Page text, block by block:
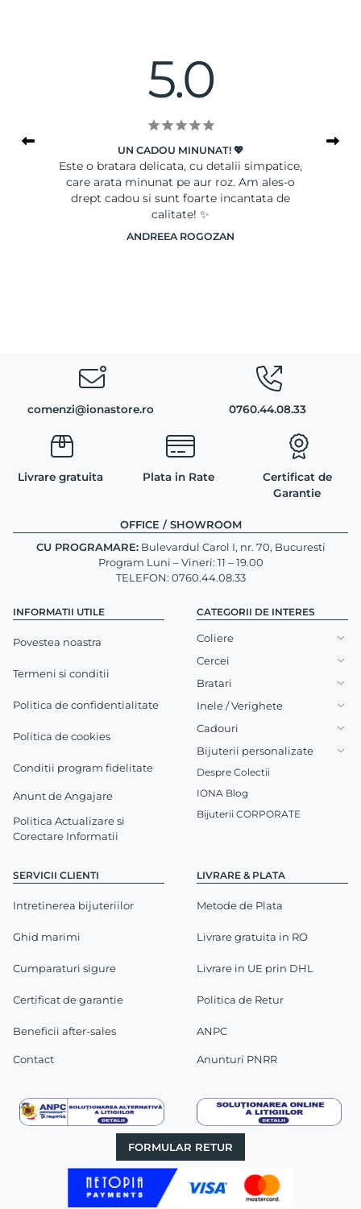
5.0
UN CADOU MINUNAT! 💖
Este o bratara delicata, cu detalii simpatice,
care arata minunat pe aur roz. Am ales-o
drept cadou si sunt foarte incantata de
calitate! ✨
ANDREEA ROGOZAN
comenzi@ionastore.ro 0760.44.08.33
Livrare gratuita Plata in Rate
Certificat de
Garantie
INFORMATII UTILE
Povestea noastra
Termeni si conditii
Politica de confidentialitate
Politica de cookies
Conditii program fidelitate
Anunt de Angajare
Politica Actualizare si
Corectare Informatii
SERVICII CLIENTI
Intretinerea bijuteriilor
Ghid marimi
Cumparaturi sigure
Certificat de garantie
Beneficii after-sales
Contact
LIVRARE & PLATA
Metode de Plata
Livrare gratuita in RO
Livrare in UE prin DHL
Politica de Retur
ANPC
Anunturi PNRR
OFFICE / SHOWROOM
CU PROGRAMARE:Bulevardul Carol I, nr. 70, Bucuresti
Program Luni – Vineri: 11 – 19.00
TELEFON: 0760.44.08.33
CATEGORII DE INTERES
Coliere
Cercei
Bratari
Inele / Verighete
Cadouri
Bijuterii personalizate
Despre Colectii
IONA Blog
Bijuterii CORPORATE
FORMULAR RETUR